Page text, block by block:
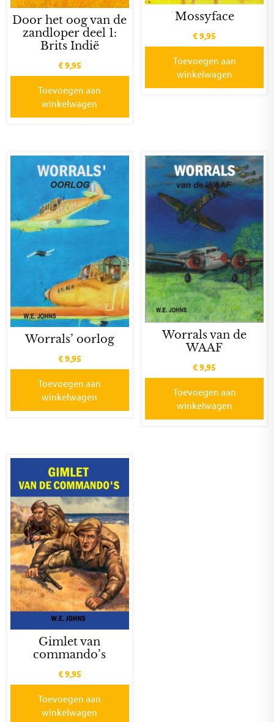
Door het oog van de
zandloper deel 1:
Brits Indië
€9,95
Toevoegen aan
winkelwagen
Mossyface
€9,95
Toevoegen aan
winkelwagen
Worrals’ oorlog
€9,95
Toevoegen aan
winkelwagen
Worrals van de
WAAF
€9,95
Toevoegen aan
winkelwagen
Gimlet van
commando’s
€9,95
Toevoegen aan
winkelwagen